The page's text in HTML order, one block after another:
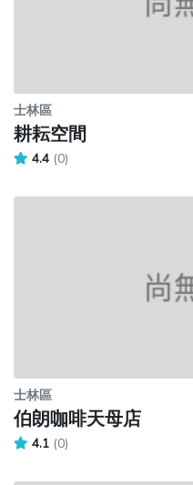
士林區
耕耘空間
4.4 (0)
士林區
伯朗咖啡天母店
4.1 (0)